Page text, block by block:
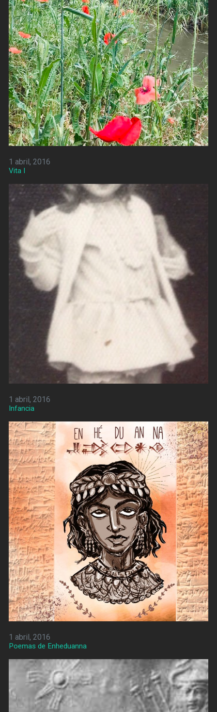
1 abril, 2016
Vita I
1 abril, 2016
Infancia
1 abril, 2016
Poemas de Enheduanna